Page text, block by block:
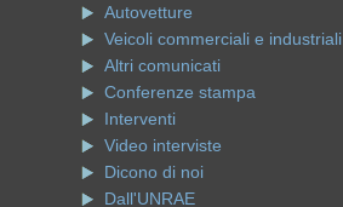
Autovetture
Veicoli commerciali e industriali
Altri comunicati
Conferenze stampa
Interventi
Video interviste
Dicono di noi
Dall'UNRAE